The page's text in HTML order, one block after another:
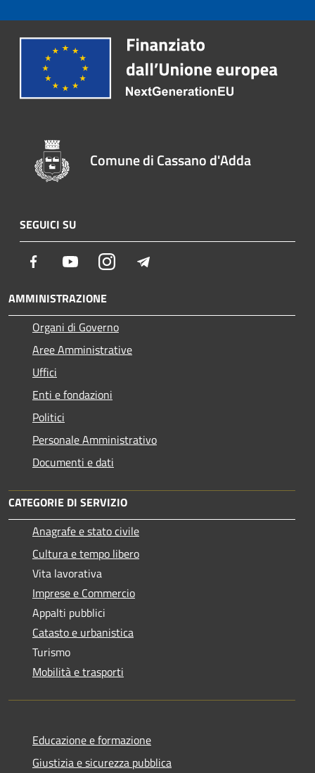
Comune di Cassano d'Adda
SEGUICI SU
Facebook YoutubeInstagram
AMMINISTRAZIONE
Organi di Governo
Aree Amministrative
Uffici
Enti e fondazioni
Politici
Personale Amministrativo
Documenti e dati
CATEGORIE DI SERVIZIO
Anagrafe e stato civile
Cultura e tempo libero
Vita lavorativa
Imprese e Commercio
Appalti pubblici
Catasto e urbanistica
Turismo
Mobilità e trasporti
Educazione e formazione
Giustizia e sicurezza pubblica